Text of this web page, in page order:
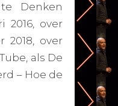
Denken
2016, over
2018, over
als De
– Hoe de